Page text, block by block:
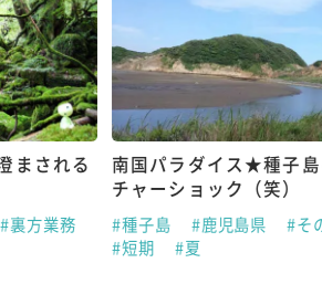
まされる
#裏方業務
南国パラダイス★種子
チャーショック（笑）
#種子島 #鹿児島県
#そ
#短期
#夏